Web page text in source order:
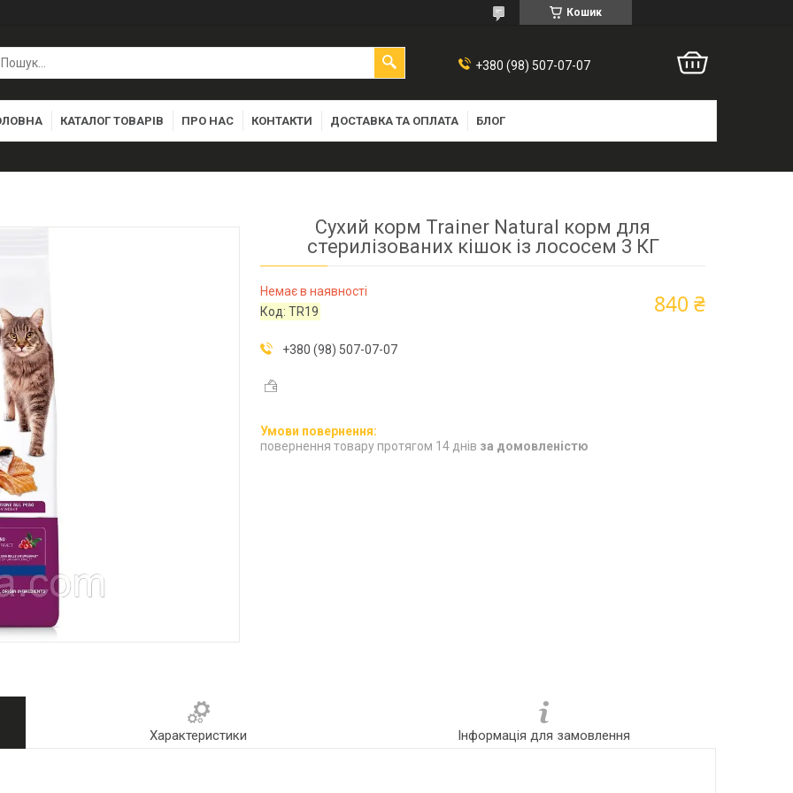
Кошик
+380 (98) 507-07-07
КАТАЛОГ ТОВАРІВ ПРО НАС КОНТАКТИ ДОСТАВКА ТА ОПЛАТА БЛОГ
Сухий корм Trainer Natural корм для
стерилізованих кішок із лососем 3 КГ
Немає в наявності
Код:TR19 840 ₴
+380 (98) 507-07-07
повернення товару протягом 14 днів за домовленістю
Характеристики Інформація для замовлення